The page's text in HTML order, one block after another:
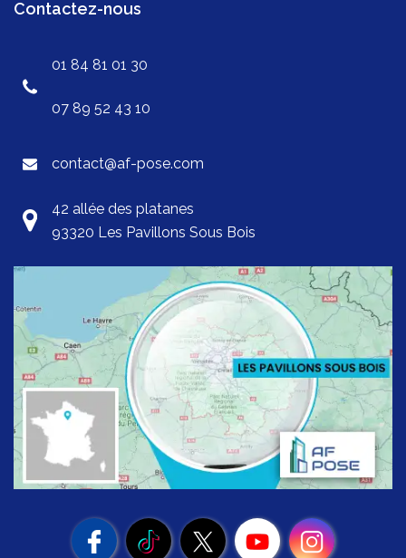
Contactez-nous
01 84 81 01 30
07 89 52 43 10
contact@af-pose.com
42 allée des platanes
93320 Les Pavillons Sous Bois